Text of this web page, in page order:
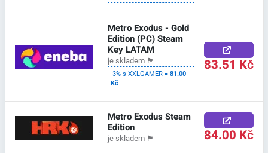
Metro Exodus - Gold
Edition (PC) Steam
Key LATAM
je skladem 🏴
-3% s XXLGAMER =81.00
Kč
83.51 Kč
Metro Exodus Steam
Edition
je skladem 🏴 84.00 Kč